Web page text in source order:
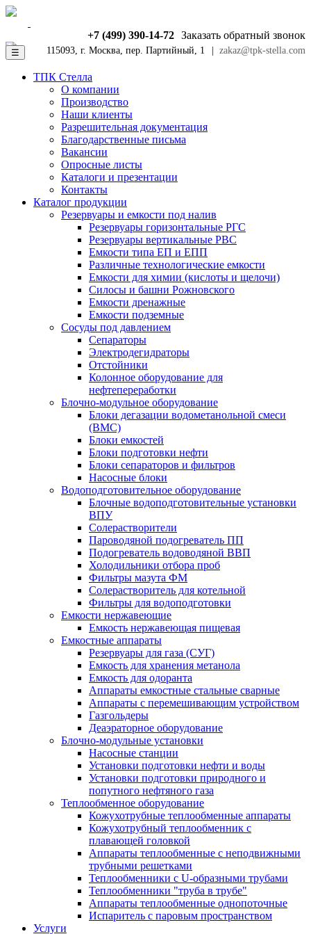
Заказать обратный звонок
+7 (499) 390-14-72
zakaz@tpk-stella.com
115093, г. Москва, пер. Партийный, 1
☰
ТПК Стелла
О компании
Производство
Наши клиенты
Разрешительная документация
Благодарственные письма
Вакансии
Опросные листы
Каталоги и презентации
Контакты
Каталог продукции
Резервуары и емкости под налив
Резервуары горизонтальные РГС
Резервуары вертикальные РВС
Емкости типа ЕП и ЕПП
Различные технологические емкости
Емкости для химии (кислоты и щелочи)
Силосы и башни Рожновского
Емкости дренажные
Емкости подземные
Сосуды под давлением
Сепараторы
Электродегидраторы
Отстойники
Колонное оборудование для
нефтепереработки
Блочно-модульное оборудование
Блоки дегазации водометанольной смеси
(BMC)
Блоки емкостей
Блоки подготовки нефти
Блоки сепараторов и фильтров
Насосные блоки
Водоподготовительное оборудование
Блочные водоподготовительные установки
ВПУ
Солерастворители
Пароводяной подогреватель ПП
Подогреватель водоводяной ВВП
Холодильники отбора проб
Фильтры мазута ФМ
Солерастворитель для котельной
Фильтры для водоподготовки
Емкости нержавеющие
Емкость нержавеющая пищевая
Емкостные аппараты
Резервуары для газа (СУГ)
Емкость для хранения метанола
Емкость для одоранта
Аппараты емкостные стальные сварные
Аппараты с перемешивающим устройством
Газгольдеры
Деаэраторное оборудование
Блочно-модульные установки
Насосные станции
Установки подготовки нефти и воды
Установки подготовки природного и
попутного нефтяного газа
Теплообменное оборудование
Кожухотрубные теплообменные аппараты
Кожухотрубный теплообменник с
плавающей головкой
Аппараты теплообменные с неподвижными
трубными решетками
Теплообменники с U-образными трубами
Теплообменники "труба в трубе"
Аппараты теплообменные однопоточные
Испаритель с паровым пространством
Услуги